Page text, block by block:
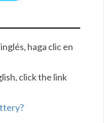
haga clic en
click the link